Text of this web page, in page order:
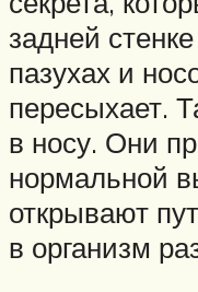
задней
пазухах и
пересыхает.
в носу. Они
нормальной
открывают
в организм